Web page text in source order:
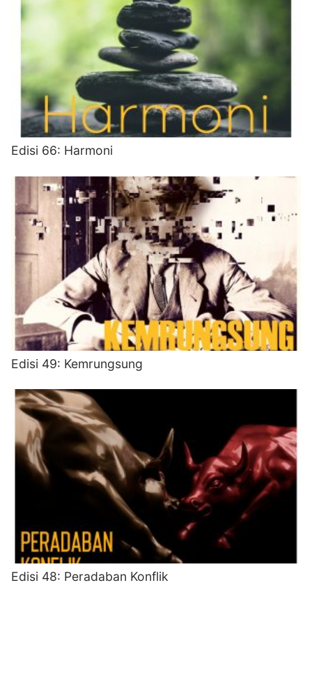
Edisi 66: Harmoni
Edisi 49: Kemrungsung
Edisi 48: Peradaban Konflik